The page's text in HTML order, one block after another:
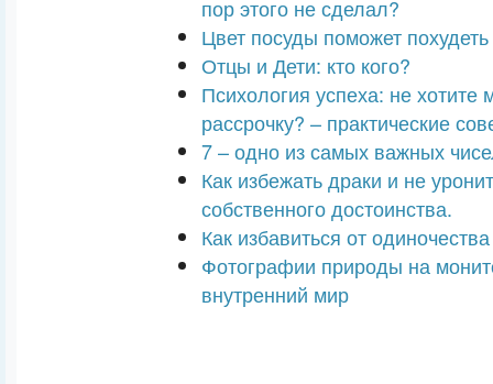
пор этого не сделал?
Цвет посуды поможет похудеть
Отцы и Дети: кто кого?
Психология успеха: не хотите
рассрочку? – практические
7 – одно из самых важных
Как избежать драки и не
собственного достоинства.
Как избавиться от одиночества
Фотографии природы на
внутренний мир